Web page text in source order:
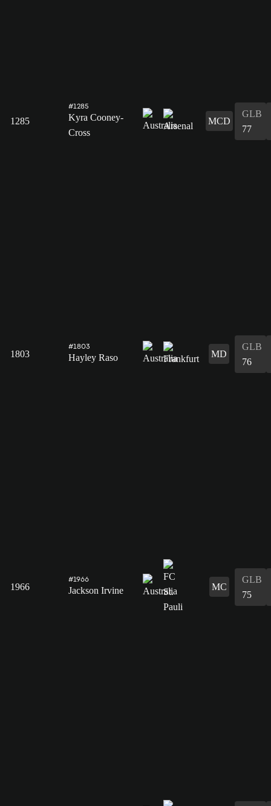
1285
#1285
Kyra Cooney-
Cross
MCD
GLB
77
1803
#1803
Hayley Raso MD
GLB
76
1966
#1966
Jackson Irvine MC
GLB
75